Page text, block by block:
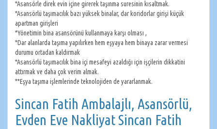
*Asansörle direk evin içine girerek taşınma suresinin kısaltmak.
*Asansörlü taşımacılık bazı yüksek binalar, dar koridorlar girişi küçük
apartman girişleri
*Yönetimin bina asansörünü kullanmaya karşı olması ,
*Dar alanlarda taşıma yapılırken hem eşyaya hem binaya zarar vermesi
durumu ortadan kaldırmak
*Asansörlü taşımacılık bina içi mesafeyi azaldığı için işçilerin dikkatini
attırmak ve daha çok verim almak.
**Eşya taşıma işlemlerinde teknolojiden de yararlanmak.
Sincan Fatih Ambalajlı, Asansörlü,
Evden Eve Nakliyat Sincan Fatih